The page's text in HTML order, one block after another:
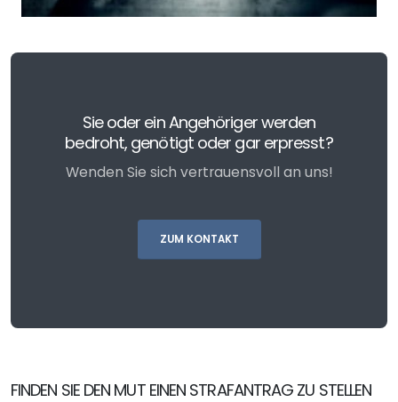
Sie oder ein Angehöriger werden
bedroht, genötigt oder gar erpresst?
Wenden Sie sich vertrauensvoll an uns!
ZUM KONTAKT
FINDEN SIE DEN MUT EINEN STRAFANTRAG ZU STELLEN